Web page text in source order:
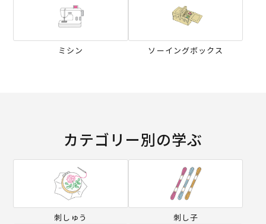
ミシン ソーイングボックス
カテゴリー別の学ぶ
刺しゅう 刺し子